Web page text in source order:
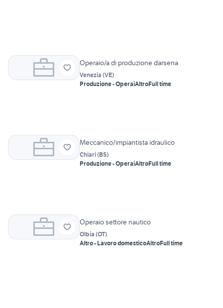
Operaio/a di produzione darsena
Venezia (VE)
Produzione - OperaiAltroFull time
Meccanico/impiantista idraulico
Chiari(BS)
Produzione - OperaiAltroFull time
Operaio settore nautico
Olbia (OT)
Altro - Lavoro domesticoAltroFull time